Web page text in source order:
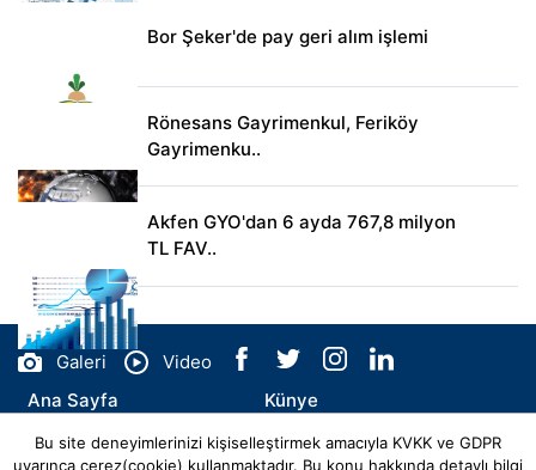
Bor Şeker'de pay geri alım işlemi
Rönesans Gayrimenkul, Feriköy
Gayrimenku..
Akfen GYO'dan 6 ayda 767,8 milyon
TL FAV..
Galeri
Video
Ana Sayfa
Künye
İletişim
Bu site deneyimlerinizi kişiselleştirmek amacıyla KVKK ve GDPR
uyarınca çerez(cookie) kullanmaktadır. Bu konu hakkında detaylı bilgi